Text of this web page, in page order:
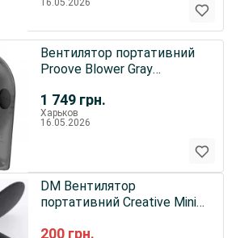
16.05.2026
1 749 грн.
Вентилятор портативний
Proove Blower Gray
Харьков
16.05.2026
200 грн.
DM Вентилятор
портативний Creative Mini